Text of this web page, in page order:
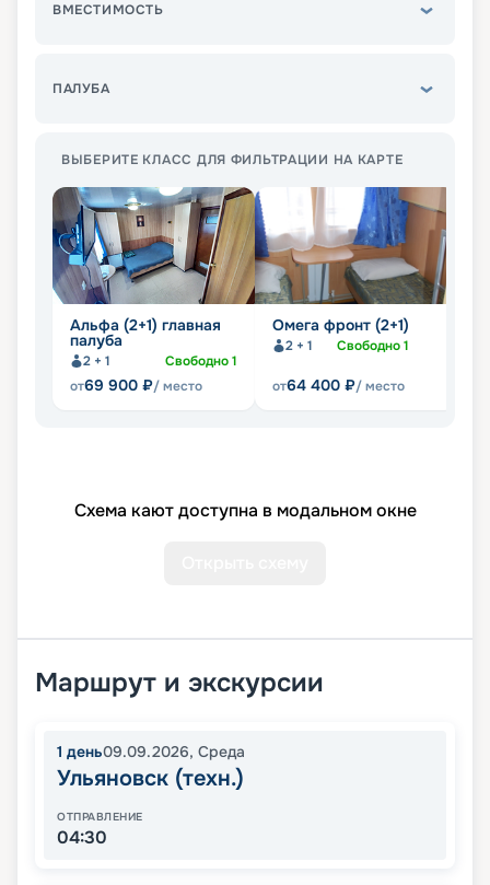
ВМЕСТИМОСТЬ
ПАЛУБА
ВЫБЕРИТЕ КЛАСС ДЛЯ ФИЛЬТРАЦИИ НА КАРТЕ
Альфа (2+1) главная
палуба
2 + 1 Свободно1
от69 900 ₽/ место
Омега фронт (2+1)
2 + 1 Свободно1
от64 400 ₽/ место
Схема кают доступна в модальном окне
Маршрут и экскурсии
1 день09.09.2026, Среда
Ульяновск (техн.)
ОТПРАВЛЕНИЕ
04:30